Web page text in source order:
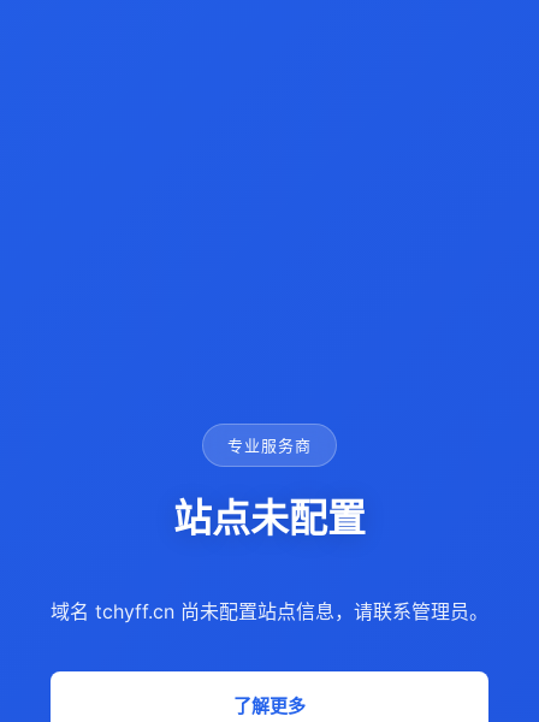
专业服务商
站点未配置
域名 tchyff.cn 尚未配置站点信息，请联系管理员。
了解更多